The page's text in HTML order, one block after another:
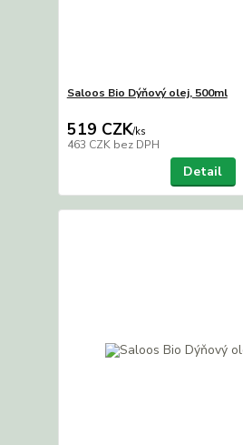
Saloos Bio Dýňový olej, 500ml
519 CZK/ks
463 CZK bez DPH
Detail